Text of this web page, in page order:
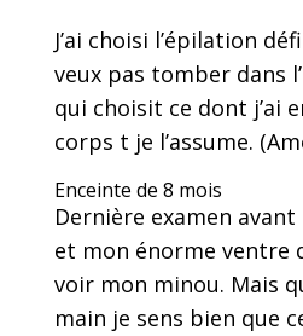
J’ai choisi l’épilation
veux pas tomber dans
qui choisit ce dont j’ai
corps t je l’assume.
Enceinte de 8 mois
Dernière examen avant
et mon énorme ventre
voir mon minou. Mais
main je sens bien que